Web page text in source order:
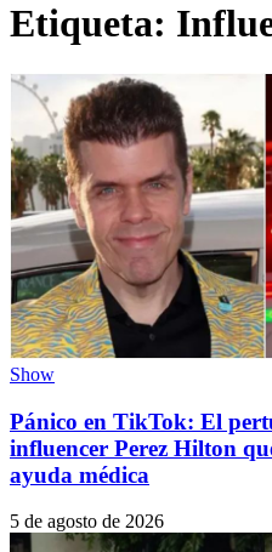
Etiqueta:
Show
Pánico en TikTok: El
influencer Perez Hilton
ayuda médica
5 de agosto de 2026